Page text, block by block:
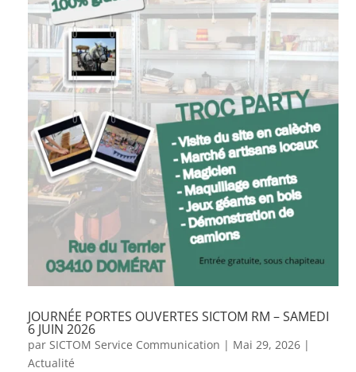
JOURNÉE PORTES OUVERTES SICTOM RM – SAMEDI
6 JUIN 2026
par SICTOM Service Communication | Mai 29, 2026|
Actualité